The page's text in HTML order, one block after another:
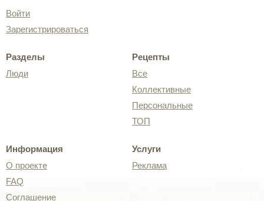
Войти
Зарегистрироваться
Разделы
Люди
Рецепты
Все
Коллективные
Персональные
ТОП
Информация
О проекте
FAQ
Соглашение
Услуги
Реклама